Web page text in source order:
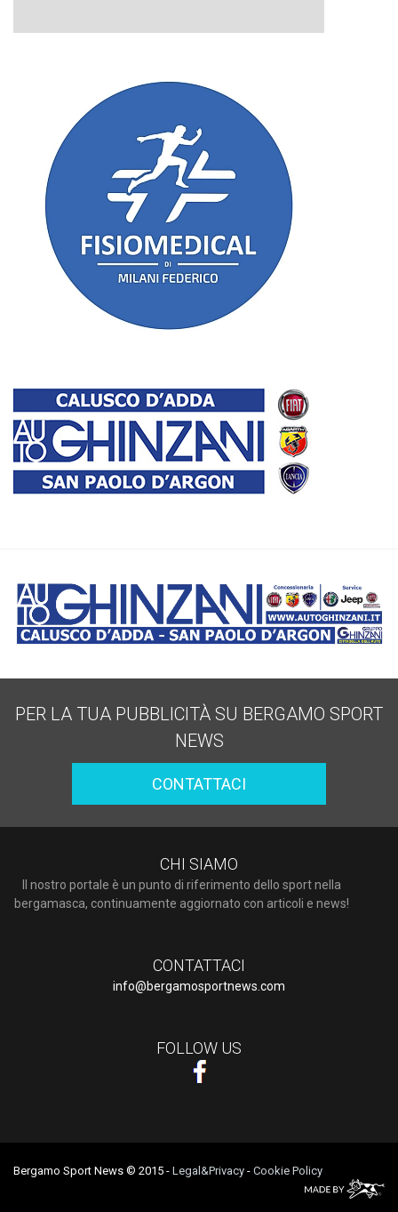
PER LA TUA PUBBLICITÀ SU BERGAMO SPORT
NEWS
CONTATTACI
CHI SIAMO
Il nostro portale è un punto di riferimento dello sport nella
bergamasca, continuamente aggiornato con articoli e news!
CONTATTACI
info@bergamosportnews.com
FOLLOW US
Bergamo Sport News © 2015 - Legal&Privacy - Cookie Policy